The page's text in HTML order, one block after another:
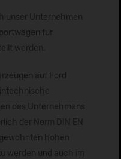
unser Unternehmen
für
werden.
auf Ford
des Unternehmens
der Norm DIN EN
hohen
werden und auch im